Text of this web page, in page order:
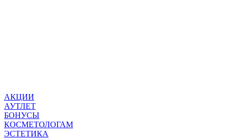
АКЦИИ
АУТЛЕТ
БОНУСЫ
КОСМЕТОЛОГАМ
ЭСТЕТИКА